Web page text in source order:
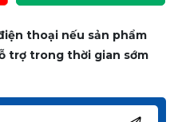
thoại nếu sản phẩm
trợ trong thời gian sớm